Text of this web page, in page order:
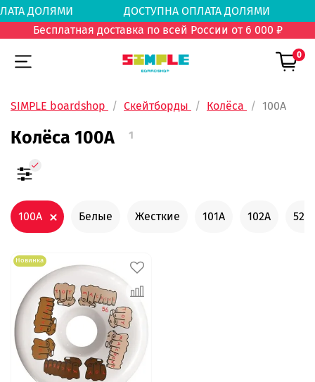
ДОЛЯМИ
ДОСТУПНА ОПЛАТА
Бесплатная доставка по всей России от 6 000 ₽
0
SIMPLE boardshop Скейтборды Колёса 100А
Колёса 100А 1
100А Белые Жесткие 101А 102А 52
Новинка